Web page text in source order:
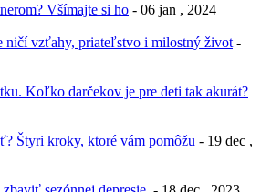
Všímajte si ho - 06 jan , 2024
ničí vzťahy, priateľstvo i milostný život -
Koľko darčekov je pre deti tak akurát?
Štyri kroky, ktoré vám pomôžu - 19 dec ,